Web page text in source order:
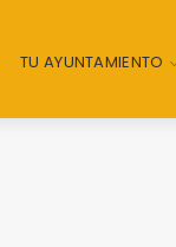
TU AYUNTAMIENTO